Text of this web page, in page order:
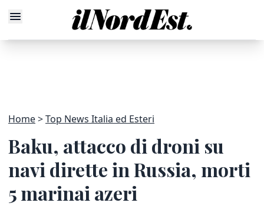
Home Top News Italia ed Esteri
Baku, attacco di droni su
navi dirette in Russia, morti
5 marinai azeri